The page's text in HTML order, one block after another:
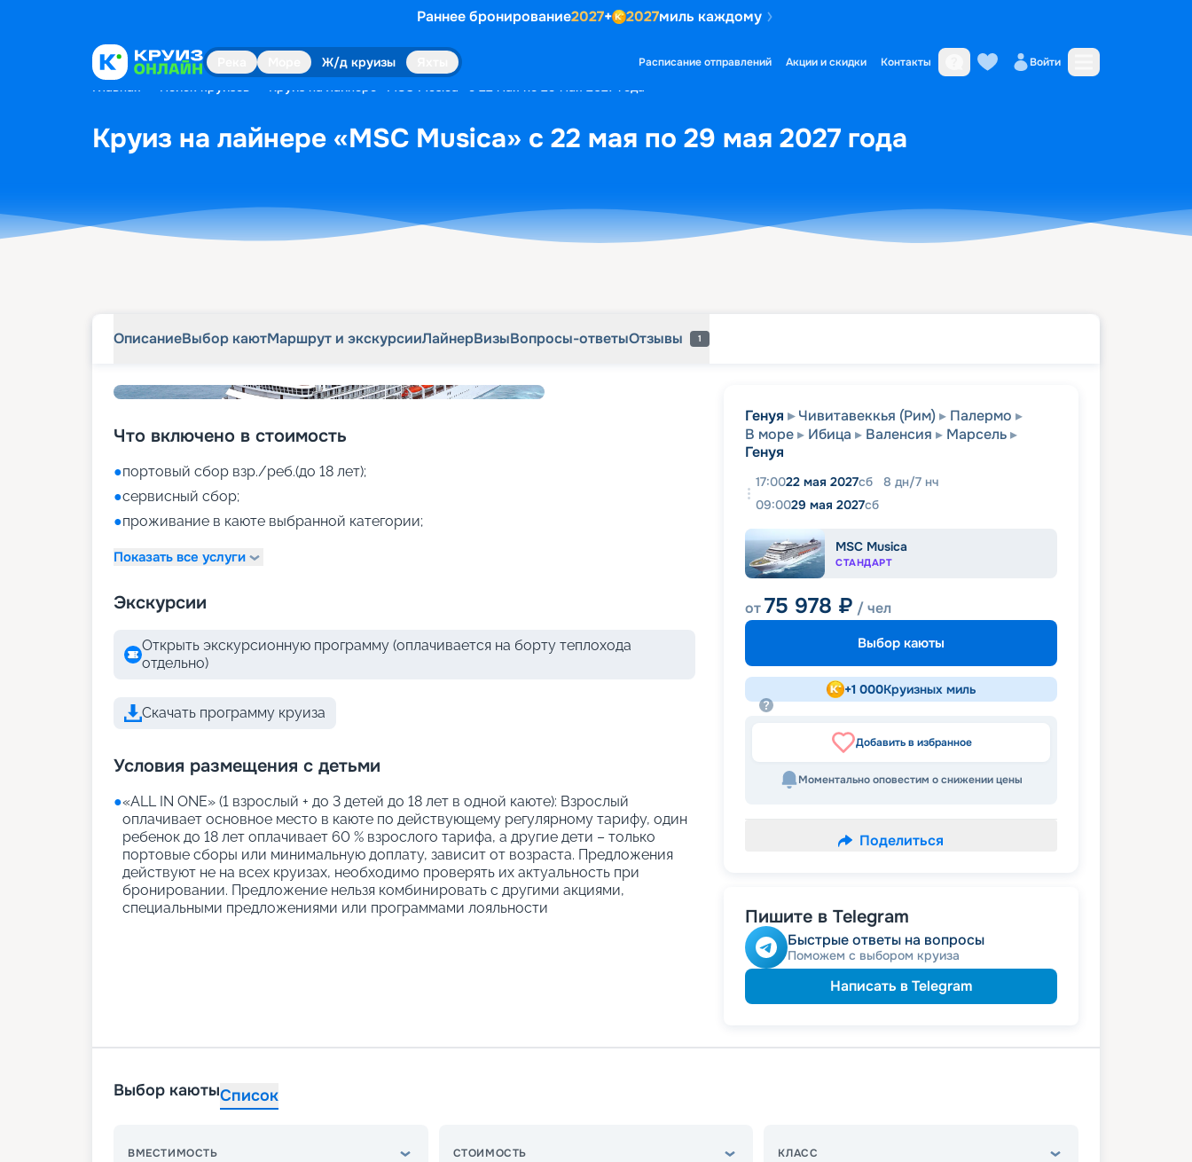
Раннее бронирование2027+ 2027миль каждому
Ж/д круизы Расписание отправлений Акции и скидки Контакты Войти
Главная Поиск круизов Круиз на лайнере «MSC Musica» с 22 мая по 29 мая 2027 года
Круиз на лайнере «MSC Musica» с 22 мая по 29 мая 2027 года
ОписаниеВыбор каютМаршрут и экскурсииЛайнерВизыВопросы-ответыОтзывы 1
Что включено в стоимость
●портовый сбор взр./реб.(до 18 лет);
●сервисный сбор;
●проживание в каюте выбранной категории;
Показать все услуги
Экскурсии
Открыть экскурсионную программу (оплачивается на борту теплохода
отдельно)
Скачать программу круиза
Условия размещения с детьми
●«АLL IN ONE» (1 взрослый + до 3 детей до 18 лет в одной каюте): Взрослый
оплачивает основное место в каюте по действующему регулярному тарифу, один
ребенок до 18 лет оплачивает 60 % взрослого тарифа, а другие дети – только
портовые сборы или минимальную доплату, зависит от возраста. Предложения
действуют не на всех круизах, необходимо проверять их актуальность при
бронировании. Предложение нельзя комбинировать с другими акциями,
специальными предложениями или программами лояльности
Генуя Чивитавеккья (Рим)
Палермо
В море
Ибица Валенсия
Марсель
Генуя
17:0022 мая 2027сб 8 дн/7 нч
09:0029 мая 2027сб
MSC Musica
СТАНДАРТ
от75 978 ₽ / чел
Выбор каюты
+1 000Круизных миль
Добавить в избранное
Моментально оповестим о снижении цены
Поделиться
Пишите в Telegram
Быстрые ответы на вопросы
Поможем с выбором круиза
Написать в Telegram
Выбор каютыСписок
ВМЕСТИМОСТЬ СТОИМОСТЬ КЛАСС